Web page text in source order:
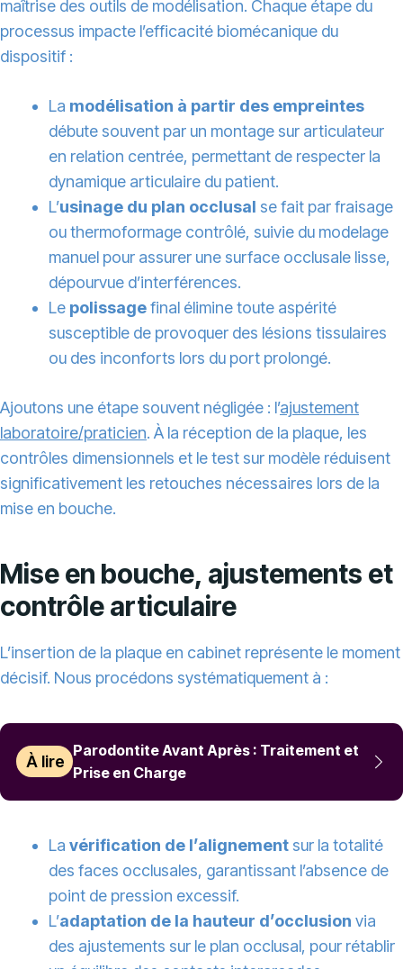
maîtrise des outils de modélisation. Chaque étape du
processus impacte l’efficacité biomécanique du
dispositif :
La modélisation à partir des empreintes
débute souvent par un montage sur articulateur
en relation centrée, permettant de respecter la
dynamique articulaire du patient.
L’usinage du plan occlusal se fait par fraisage
ou thermoformage contrôlé, suivie du modelage
manuel pour assurer une surface occlusale lisse,
dépourvue d’interférences.
Le polissagefinal élimine toute aspérité
susceptible de provoquer des lésions tissulaires
ou des inconforts lors du port prolongé.
Ajoutons une étape souvent négligée : l’ajustement
laboratoire/praticien. À la réception de la plaque, les
contrôles dimensionnels et le test sur modèle réduisent
significativement les retouches nécessaires lors de la
mise en bouche.
Mise en bouche, ajustements et
contrôle articulaire
L’insertion de la plaque en cabinet représente le moment
décisif. Nous procédons systématiquement à :
À lire
Parodontite Avant Après : Traitement et
Prise en Charge
La vérification de l’alignement sur la totalité
des faces occlusales, garantissant l’absence de
point de pression excessif.
L’adaptation de la hauteur d’occlusion via
des ajustements sur le plan occlusal, pour rétablir